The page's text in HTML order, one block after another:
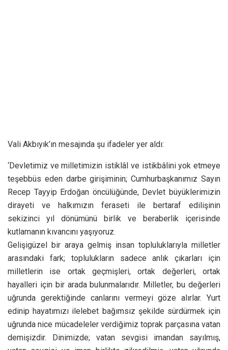
Vali Akbıyık’ın mesajında şu ifadeler yer aldı:
‘Devletimiz ve milletimizin istiklâl ve istikbâlini yok etmeye
teşebbüs eden darbe girişiminin; Cumhurbaşkanımız Sayın
Recep Tayyip Erdoğan öncülüğünde, Devlet büyüklerimizin
dirayeti ve halkımızın feraseti ile bertaraf edilişinin
sekizinci yıl dönümünü birlik ve beraberlik içerisinde
kutlamanın kıvancını yaşıyoruz.
Gelişigüzel bir araya gelmiş insan topluluklarıyla milletler
arasındaki fark; toplulukların sadece anlık çıkarları için
milletlerin ise ortak geçmişleri, ortak değerleri, ortak
hayalleri için bir arada bulunmalarıdır. Milletler, bu değerleri
uğrunda gerektiğinde canlarını vermeyi göze alırlar. Yurt
edinip hayatımızı ilelebet bağımsız şekilde sürdürmek için
uğrunda nice mücadeleler verdiğimiz toprak parçasına vatan
demişizdir. Dinimizde; vatan sevgisi imandan sayılmış,